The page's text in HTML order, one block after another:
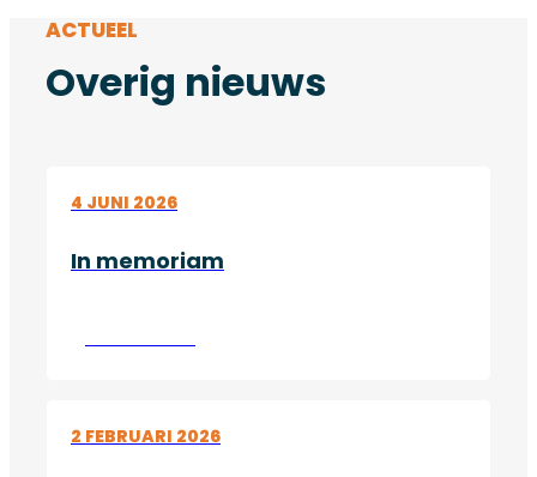
ACTUEEL
Overig nieuws
4 JUNI 2026
In memoriam
2 FEBRUARI 2026